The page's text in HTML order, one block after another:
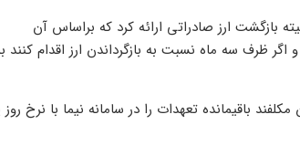
بازگشت ارز صادراتی ارائه کرد که براساس آن
صدور پروانه صادراتی 4 ماه فرصت دارند و اگر ظرف سه ماه نسبت به بازگرداندن ارز اقدام کنند
باقیمانده تعهدات را در سامانه نیما با نرخ روز